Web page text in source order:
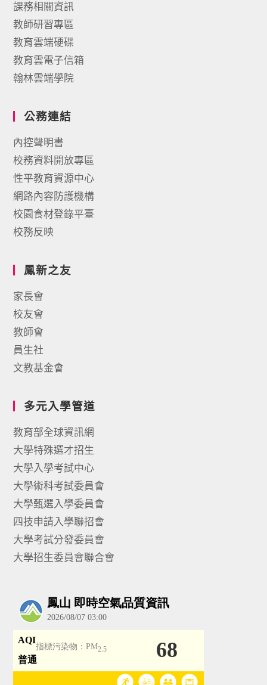
課務相關資訊
教師研習專區
教育雲端硬碟
教育雲電子信箱
翰林雲端學院
公務連結
內控聲明書
校務資料開放專區
性平教育資源中心
網路內容防護機構
校園食材登錄平臺
校務反映
鳳新之友
家長會
校友會
教師會
員生社
文教基金會
多元入學管道
教育部全球資訊網
大學特殊選才招生
大學入學考試中心
大學術科考試委員會
大學甄選入學委員會
四技申請入學聯招會
大學考試分發委員會
大學招生委員會聯合會